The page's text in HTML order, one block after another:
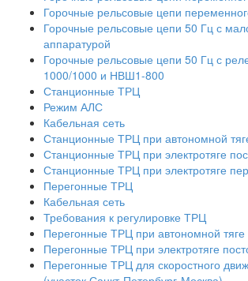
Горочные рельсовые цепи
Горочные рельсовые цепи 50 Гц с
аппаратурой
Горочные рельсовые цепи 50 Гц с
1000/1000 и НВШ1-800
Станционные ТРЦ
Режим АЛС
Кабельная сеть
Станционные ТРЦ при автономной
Станционные ТРЦ при электротяге
Станционные ТРЦ при электротяге
Перегонные ТРЦ
Кабельная сеть
Требования к регулировке ТРЦ
Перегонные ТРЦ при автономной тяге
Перегонные ТРЦ при электротяге
Перегонные ТРЦ для скоростного